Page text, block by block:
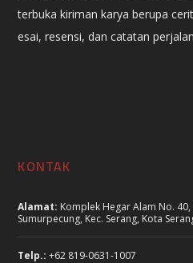
terbuka kiriman karya berupa
esai, resensi, dan catatan
KONTAK
Alamat: Komplek Hegar Alam No.
Sumurpecung, Kec. Serang, Kota
Telp.: +62 819-0631-1007